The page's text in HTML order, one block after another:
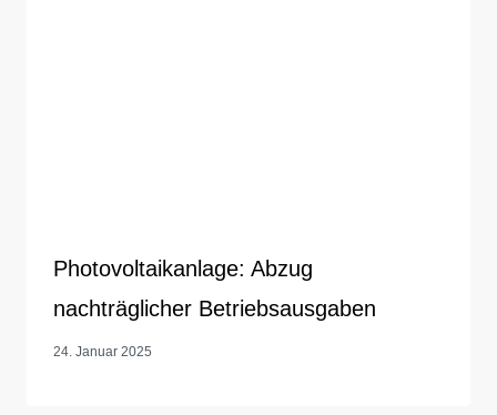
Photovoltaikanlage: Abzug
nachträglicher Betriebsausgaben
24. Januar 2025